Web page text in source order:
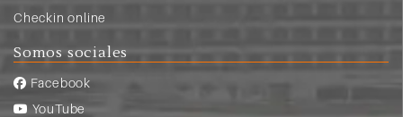
Checkin online
Somos sociales
Facebook
YouTube